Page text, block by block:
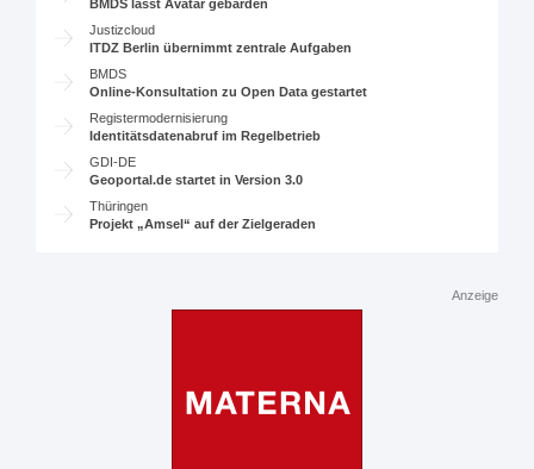
BMDS lässt Avatar gebärden
Justizcloud
ITDZ Berlin übernimmt zentrale Aufgaben
BMDS
Online-Konsultation zu Open Data gestartet
Registermodernisierung
Identitätsdatenabruf im Regelbetrieb
GDI-DE
Geoportal.de startet in Version 3.0
Thüringen
Projekt „Amsel“ auf der Zielgeraden
Anzeige